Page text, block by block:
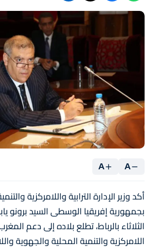
A
A
أكد وزير الإدارة الترابية واللامركزية
بجمهورية إفريقيا الوسطى السيد برونو
الثلاثاء بالرباط، تطلع بلاده إلى دعم
اللامركزية والتنمية المحلية والجهوية